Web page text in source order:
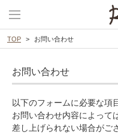
TOP お問い合わせ
お問い合わせ
以下のフォームに必要な項
お問い合わせ内容によって
差し上げられない場合がご